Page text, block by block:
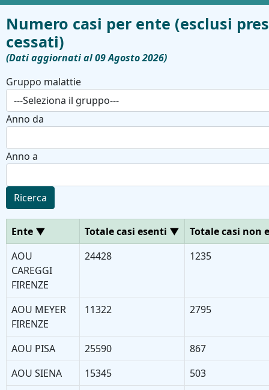
Numero casi per ente (esclusi
cessati)
(Dati aggiornati al 09 Agosto 2026)
Gruppo malattie
Anno da
Anno a
Ricerca
Ente ▼ Totale casi esenti ▼
Totale casi non
AOU
CAREGGI
FIRENZE
24428 1235
AOU MEYER
FIRENZE
11322 2795
AOU PISA 25590
867
AOU SIENA
15345
503